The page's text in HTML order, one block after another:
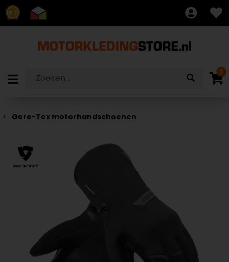
8.7
0
Gore-Tex motorhandschoenen